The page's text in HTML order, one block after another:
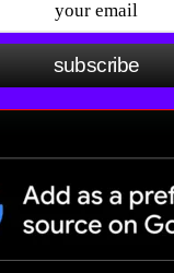
subscribe